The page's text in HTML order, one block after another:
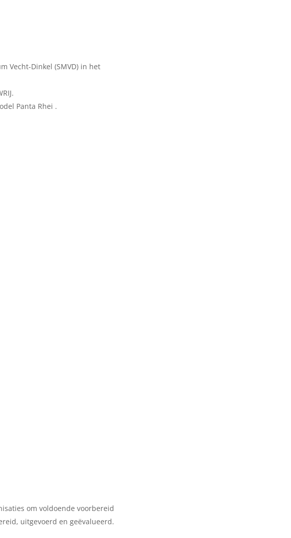
Vecht-Dinkel (SMVD) in het
Panta Rhei .
om voldoende voorbereid
uitgevoerd en geëvalueerd.